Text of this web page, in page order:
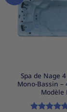
Spa de Nage
Mono-Bassin –
Modèle